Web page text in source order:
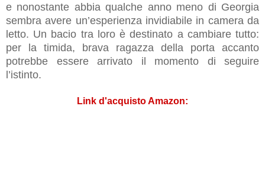
e nonostante abbia qualche anno meno di Georgia
sembra avere un’esperienza invidiabile in camera da
letto. Un bacio tra loro è destinato a cambiare tutto:
per la timida, brava ragazza della porta accanto
potrebbe essere arrivato il momento di seguire
l’istinto.
Link d'acquisto Amazon: